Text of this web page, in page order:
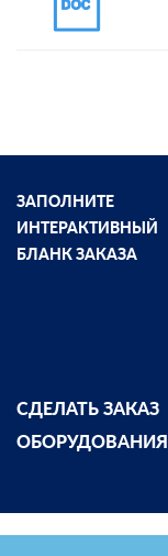
ЗАПОЛНИТЕ
ИНТЕРАКТИВНЫЙ
БЛАНК ЗАКАЗА
СДЕЛАТЬ ЗАКАЗ
ОБОРУДОВАНИЯ